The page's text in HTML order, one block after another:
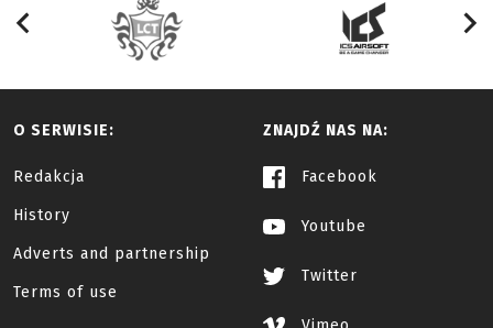
O SERWISIE:
Redakcja
History
Adverts and partnership
Terms of use
ZNAJDŹ NAS NA:
Facebook
Youtube
Twitter